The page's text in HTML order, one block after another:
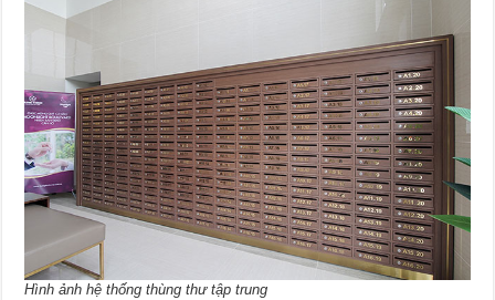
Hình ảnh hệ thống thùng thư tập trung